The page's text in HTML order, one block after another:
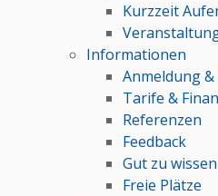
Kurzzeit
Informationen
Anmeldung
Tarife &
Referenzen
Feedback
Gut zu wissen
Freie Plätze